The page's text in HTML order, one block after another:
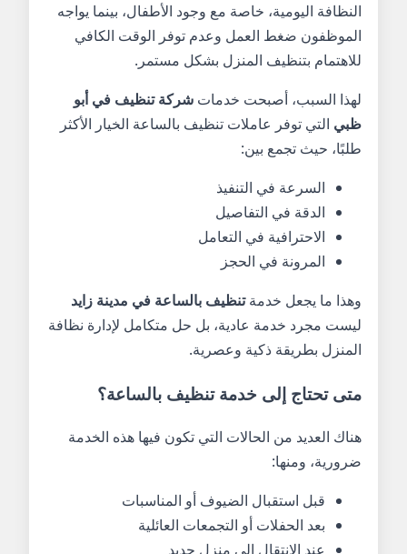
النظافة اليومية، خاصة مع وجود الأطفال، بينما يواجه
الموظفون ضغط العمل وعدم توفر الوقت الكافي
للاهتمام بتنظيف المنزل بشكل مستمر.
لهذا السبب، أصبحت خدمات شركة تنظيف في أبو
ظبي التي توفر عاملات تنظيف بالساعة الخيار الأكثر
طلبًا، حيث تجمع بين:
السرعة في التنفيذ
الدقة في التفاصيل
الاحترافية في التعامل
المرونة في الحجز
وهذا ما يجعل خدمةتنظيف بالساعة في مدينة زايد
ليست مجرد خدمة عادية، بل حل متكامل لإدارة نظافة
المنزل بطريقة ذكية وعصرية.
متى تحتاج إلى خدمة تنظيف بالساعة؟
هناك العديد من الحالات التي تكون فيها هذه الخدمة
ضرورية، ومنها:
قبل استقبال الضيوف أو المناسبات
بعد الحفلات أو التجمعات العائلية
عند الانتقال إلى منزل جديد